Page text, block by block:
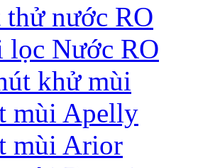
thử nước RO
lọc Nước RO
khử mùi
mùi Apelly
mùi Arior